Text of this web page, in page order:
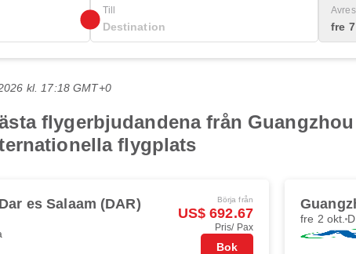
Till
fre
kl. 17:18 GMT+0
flygerbjudandena från
flygplats
Dar es Salaam (DAR) Börja från
US$ 692.67
Pris/ Pax
Bok
fre 2 okt.